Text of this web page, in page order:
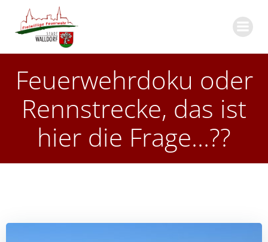
Feuerwehrdoku oder
Rennstrecke, das ist
hier die Frage…??